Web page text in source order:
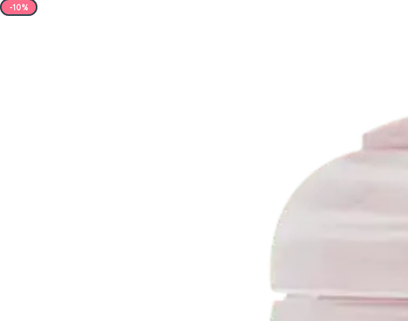
-10%